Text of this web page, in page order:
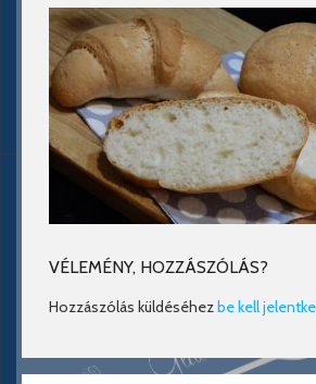
VÉLEMÉNY, HOZZÁSZÓLÁS?
Hozzászólás küldéséhezbe kell